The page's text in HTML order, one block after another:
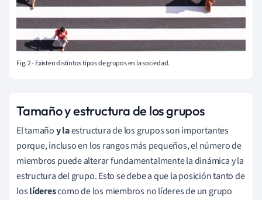
Fig. 2 - Existen distintos tipos de grupos en la sociedad.
Tamaño y estructura de los grupos
El tamañoy laestructura de los grupos son importantes
porque, incluso en los rangos más pequeños, el número de
miembros puede alterar fundamentalmente la dinámica y la
estructura del grupo. Esto se debe a que la posición tanto de
loslíderescomo de los miembros no líderes de un grupo